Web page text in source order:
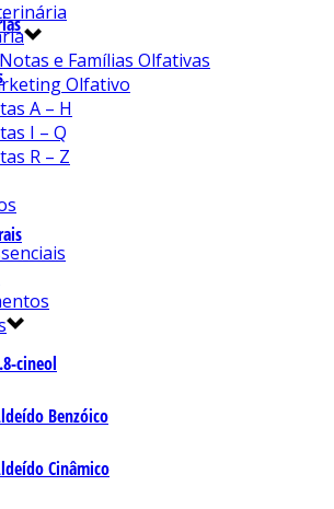
cineol
Benzóico
Cinâmico
e Famílias Olfativas
Olfativo
A – H
I – Q
R – Z